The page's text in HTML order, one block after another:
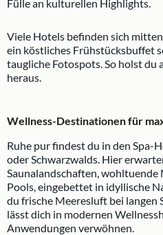
Fülle an kulturellen Highlights.
Viele Hotels befinden sich
ein köstliches Frühstücksbuffet
taugliche Fotospots. So holst du
heraus.
Wellness-Destinationen für
Ruhe pur findest du in den Spa-
oder Schwarzwalds. Hier
Saunalandschaften, wohltuende
Pools, eingebettet in idyllische
du frische Meeresluft bei langen
lässt dich in modernen
Anwendungen verwöhnen.